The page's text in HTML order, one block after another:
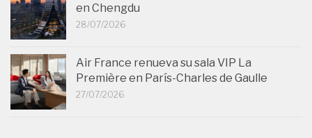
en Chengdu
28/07/2026
Air France renueva su sala VIP La
Première en París-Charles de Gaulle
27/07/2026